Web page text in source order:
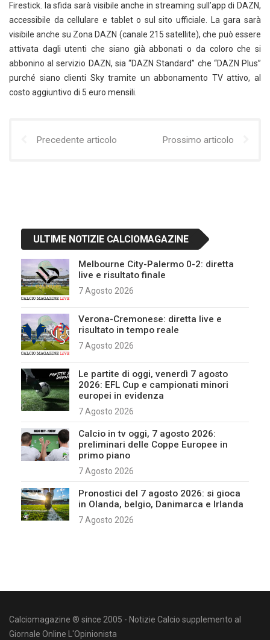
Firestick. la sfida sarà visibile anche in streaming sull’app di DAZN,
accessibile da cellulare e tablet o sul sito ufficiale. La gara sarà
visibile anche su Zona DAZN (canale 215 satellite), che può essere
attivata dagli utenti che siano già abbonati o da coloro che si
abbonino al servizio DAZN, sia “DAZN Standard” che “DAZN Plus”
purché siano clienti Sky tramite un abbonamento TV attivo, al
costo aggiuntivo di 5 euro mensili.
Precedente articolo Prossimo articolo
ULTIME NOTIZIE CALCIOMAGAZINE
Melbourne City-Palermo 0-2: diretta
live e risultato finale
7 Agosto 2026
Verona-Cremonese: diretta live e
risultato in tempo reale
7 Agosto 2026
Le partite di oggi, venerdì 7 agosto
2026: EFL Cup e campionati minori
europei in evidenza
7 Agosto 2026
Calcio in tv oggi, 7 agosto 2026:
preliminari delle Coppe Europee in
primo piano
7 Agosto 2026
Pronostici del 7 agosto 2026: si gioca
in Olanda, belgio, Danimarca e Irlanda
7 Agosto 2026
Calciomagazine ® since 2005 - Notizie Calcio supplemento al
Giornale Online L'Opinionista